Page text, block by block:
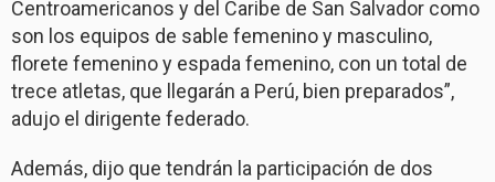
Centroamericanos y del Caribe de San Salvador como
son los equipos de sable femenino y masculino,
florete femenino y espada femenino, con un total de
trece atletas, que llegarán a Perú, bien preparados”,
adujo el dirigente federado.
Además, dijo que tendrán la participación de dos